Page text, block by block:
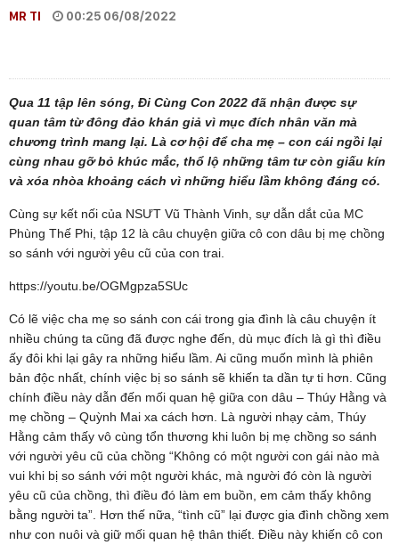
MR TI 00:25 06/08/2022
Qua 11 tập lên sóng, Đi Cùng Con 2022 đã nhận được sự
quan tâm từ đông đảo khán giả vì mục đích nhân văn mà
chương trình mang lại. Là cơ hội để cha mẹ – con cái ngồi lại
cùng nhau gỡ bỏ khúc mắc, thổ lộ những tâm tư còn giấu kín
và xóa nhòa khoảng cách vì những hiểu lầm không đáng có.
Cùng sự kết nối của NSƯT Vũ Thành Vinh, sự dẫn dắt của MC
Phùng Thế Phi, tập 12 là câu chuyện giữa cô con dâu bị mẹ chồng
so sánh với người yêu cũ của con trai.
https://youtu.be/OGMgpza5SUc
Có lẽ việc cha mẹ so sánh con cái trong gia đình là câu chuyện ít
nhiều chúng ta cũng đã được nghe đến, dù mục đích là gì thì điều
ấy đôi khi lại gây ra những hiểu lầm. Ai cũng muốn mình là phiên
bản độc nhất, chính việc bị so sánh sẽ khiến ta dần tự ti hơn. Cũng
chính điều này dẫn đến mối quan hệ giữa con dâu – Thúy Hằng và
mẹ chồng – Quỳnh Mai xa cách hơn. Là người nhạy cảm, Thúy
Hằng cảm thấy vô cùng tổn thương khi luôn bị mẹ chồng so sánh
với người yêu cũ của chồng “Không có một người con gái nào mà
vui khi bị so sánh với một người khác, mà người đó còn là người
yêu cũ của chồng, thì điều đó làm em buồn, em cảm thấy không
bằng người ta”. Hơn thế nữa, “tình cũ” lại được gia đình chồng xem
như con nuôi và giữ mối quan hệ thân thiết. Điều này khiến cô con